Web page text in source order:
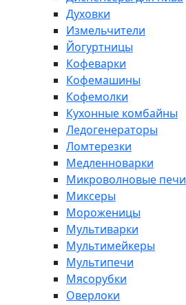
Духовки
Измельчители
Йогуртницы
Кофеварки
Кофемашины
Кофемолки
Кухонные комбайны
Ледогенераторы
Ломтерезки
Медленноварки
Микроволновые печи
Миксеры
Мороженицы
Мультиварки
Мультимейкеры
Мультипечи
Мясорубки
Оверлоки